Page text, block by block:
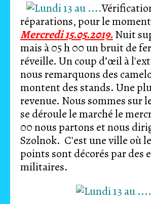
réparations, pour le
Mercredi 15.05.2019. Nuit
mais à 05 h 00 un bruit de
réveille. Un coup d’œil à
nous remarquons des
montent des stands. Une
revenue. Nous sommes sur
se déroule le marché le
00 nous partons et nous
Szolnok. C'est une ville où
points sont décorés par des
militaires.